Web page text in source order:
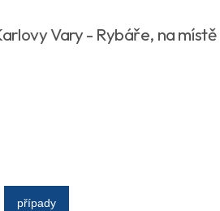
Vary - Rybáře, na místě
případy